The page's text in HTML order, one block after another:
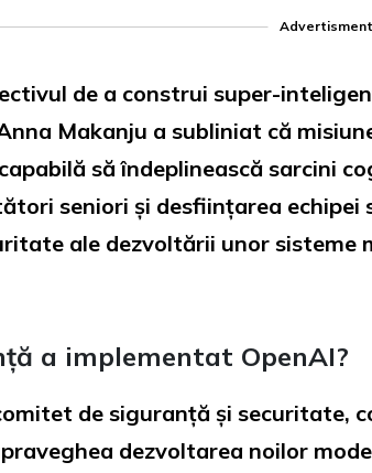
Advertisment
de a construi super-
Makanju a subliniat că
să îndeplinească sarcini
seniori și desființarea
ale dezvoltării unor
a implementat OpenAI?
de siguranță și securitate,
dezvoltarea noilor